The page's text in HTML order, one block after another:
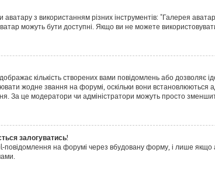
з використанням різних інструментів: "Галерея
можуть бути доступні. Якщо ви не можете
кількість створених вами повідомлень або дозволяє
жодне звання на форумі, оскільки вони встановлюються
За це модератори чи адміністратори можуть просто
залогуватись!
повідомлення на форумі через вбудовану форму, і лише